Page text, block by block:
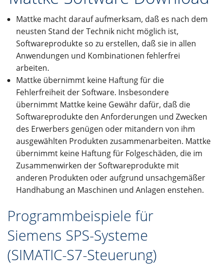
EN
Mattke macht darauf aufmerksam, daß es nach dem
neusten Stand der Technik nicht möglich ist,
Softwareprodukte so zu erstellen, daß sie in allen
Anwendungen und Kombinationen fehlerfrei
arbeiten.
Mattke übernimmt keine Haftung für die
Fehlerfreiheit der Software. Insbesondere
übernimmt Mattke keine Gewähr dafür, daß die
Softwareprodukte den Anforderungen und Zwecken
des Erwerbers genügen oder mitandern von ihm
ausgewählten Produkten zusammenarbeiten. Mattke
übernimmt keine Haftung für Folgeschäden, die im
Zusammenwirken der Softwareprodukte mit
anderen Produkten oder aufgrund unsachgemäßer
Handhabung an Maschinen und Anlagen enstehen.
Programmbeispiele für
Siemens SPS-Systeme
(SIMATIC-S7-Steuerung)